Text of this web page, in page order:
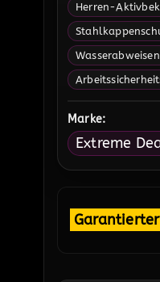
Herren-
Marke:
Extreme